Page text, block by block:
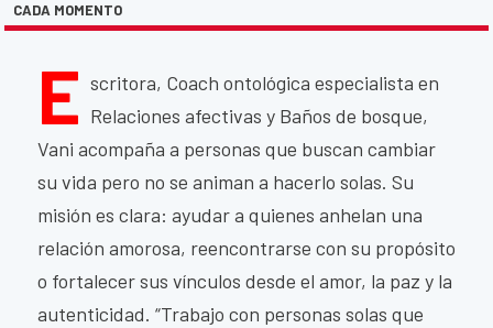
CADA MOMENTO
E scritora, Coach ontológica especialista en
Relaciones afectivas y Baños de bosque,
Vani acompaña a personas que buscan cambiar
su vida pero no se animan a hacerlo solas. Su
misión es clara: ayudar a quienes anhelan una
relación amorosa, reencontrarse con su propósito
o fortalecer sus vínculos desde el amor, la paz y la
autenticidad. “Trabajo con personas solas que